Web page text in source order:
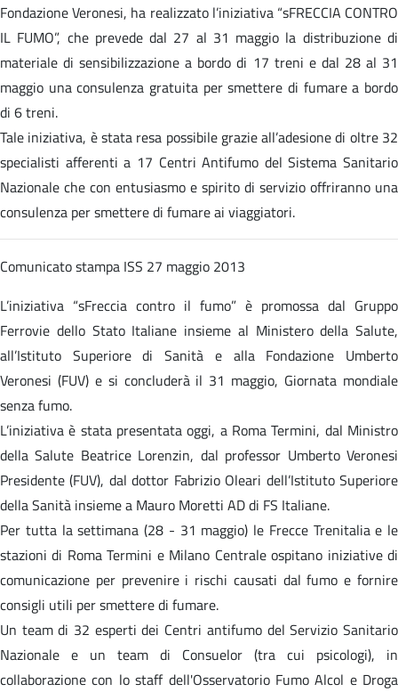
Fondazione Veronesi, ha realizzato l’iniziativa “sFRECCIA CONTRO
IL FUMO”, che prevede dal 27 al 31 maggio la distribuzione di
materiale di sensibilizzazione a bordo di 17 treni e dal 28 al 31
maggio una consulenza gratuita per smettere di fumare a bordo
di 6 treni.
Tale iniziativa, è stata resa possibile grazie all’adesione di oltre 32
specialisti afferenti a 17 Centri Antifumo del Sistema Sanitario
Nazionale che con entusiasmo e spirito di servizio offriranno una
consulenza per smettere di fumare ai viaggiatori.
Comunicato stampa ISS 27 maggio 2013
L’iniziativa “sFreccia contro il fumo” è promossa dal Gruppo
Ferrovie dello Stato Italiane insieme al Ministero della Salute,
all’Istituto Superiore di Sanità e alla Fondazione Umberto
Veronesi (FUV) e si concluderà il 31 maggio, Giornata mondiale
senza fumo.
L’iniziativa è stata presentata oggi, a Roma Termini, dal Ministro
della Salute Beatrice Lorenzin, dal professor Umberto Veronesi
Presidente (FUV), dal dottor Fabrizio Oleari dell’Istituto Superiore
della Sanità insieme a Mauro Moretti AD di FS Italiane.
Per tutta la settimana (28 - 31 maggio) le Frecce Trenitalia e le
stazioni di Roma Termini e Milano Centrale ospitano iniziative di
comunicazione per prevenire i rischi causati dal fumo e fornire
consigli utili per smettere di fumare.
Un team di 32 esperti dei Centri antifumo del Servizio Sanitario
Nazionale e un team di Consuelor (tra cui psicologi), in
collaborazione con lo staff dell'Osservatorio Fumo Alcol e Droga